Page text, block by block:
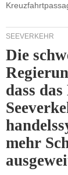
SEEVERKEHR
Die
dass
mehr